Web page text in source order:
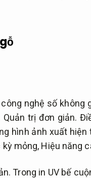
nghệ số
Quản trị đơn giản.
hình ảnh xuất
mỏng, Hiệu năng
Trong in UV bế